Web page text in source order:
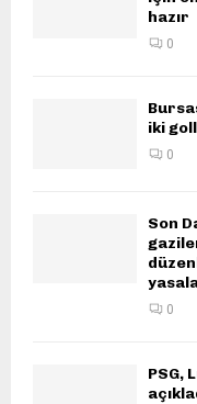
hazır
0
iki
0
Son
0
PSG,